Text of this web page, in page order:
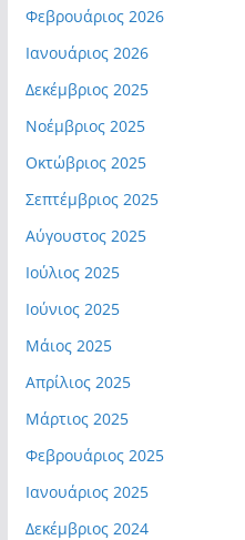
Φεβρουάριος 2026
Ιανουάριος 2026
Δεκέμβριος 2025
Νοέμβριος 2025
Οκτώβριος 2025
Σεπτέμβριος 2025
Αύγουστος 2025
Ιούλιος 2025
Ιούνιος 2025
Μάιος 2025
Απρίλιος 2025
Μάρτιος 2025
Φεβρουάριος 2025
Ιανουάριος 2025
Δεκέμβριος 2024